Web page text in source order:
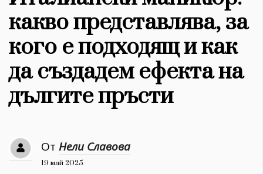
Изкуство
4339
Красота
777
Дизайн
Книги 1188
какво представлява, за
кого е подходящ и как
да създадем ефекта на
дългите пръсти
От Нели Славова
19 май 2025